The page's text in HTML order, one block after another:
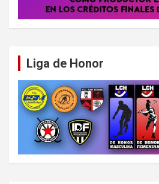
Liga de Honor